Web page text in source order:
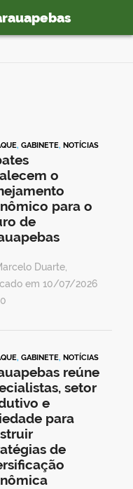
, GABINETE, NOTÍCIAS
o
para o
de
Duarte,
em 10/07/2026
, GABINETE, NOTÍCIAS
reúne
setor
e
para
de